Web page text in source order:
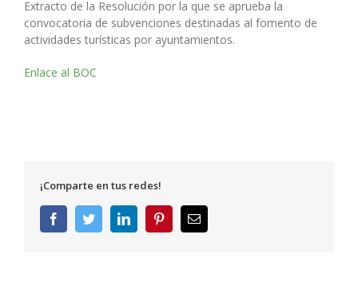
Extracto de la Resolución por la que se aprueba la
convocatoria de subvenciones destinadas al fomento de
actividades turísticas por ayuntamientos.
Enlace al BOC
¡Comparte en tus redes!
FacebookTwitterLinkedInPinterestCorreo
electrónico